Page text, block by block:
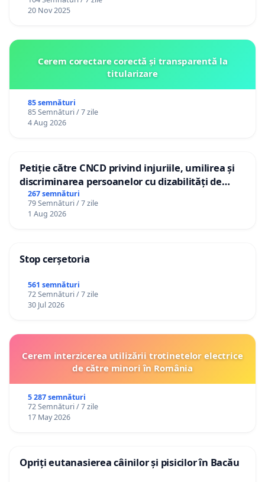
20 Nov 2025
Cerem corectare corectă și transparentă la
titularizare
85 semnături
85 Semnături / 7 zile
4 Aug 2026
Petiție către CNCD privind injuriile, umilirea și
discriminarea persoanelor cu dizabilități de
către utilizatorul TikTok „Gorici”
267 semnături
79 Semnături / 7 zile
1 Aug 2026
Stop cerșetoria
561 semnături
72 Semnături / 7 zile
30 Jul 2026
Cerem interzicerea utilizării trotinetelor electrice
de către minori în România
5 287 semnături
72 Semnături / 7 zile
17 May 2026
Opriți eutanasierea câinilor și pisicilor în Bacău